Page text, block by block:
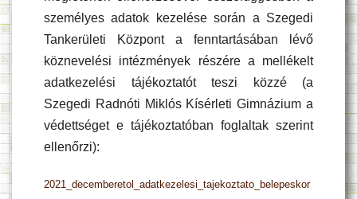
személyes adatok kezelése során a Szegedi
Tankerületi Központ a fenntartásában lévő
köznevelési intézmények részére a mellékelt
adatkezelési tájékoztatót teszi közzé (a
Szegedi Radnóti Miklós Kísérleti Gimnázium a
védettséget e tájékoztatóban foglaltak szerint
ellenőrzi):
2021_decemberetol_adatkezelesi_tajekoztato_belepeskor